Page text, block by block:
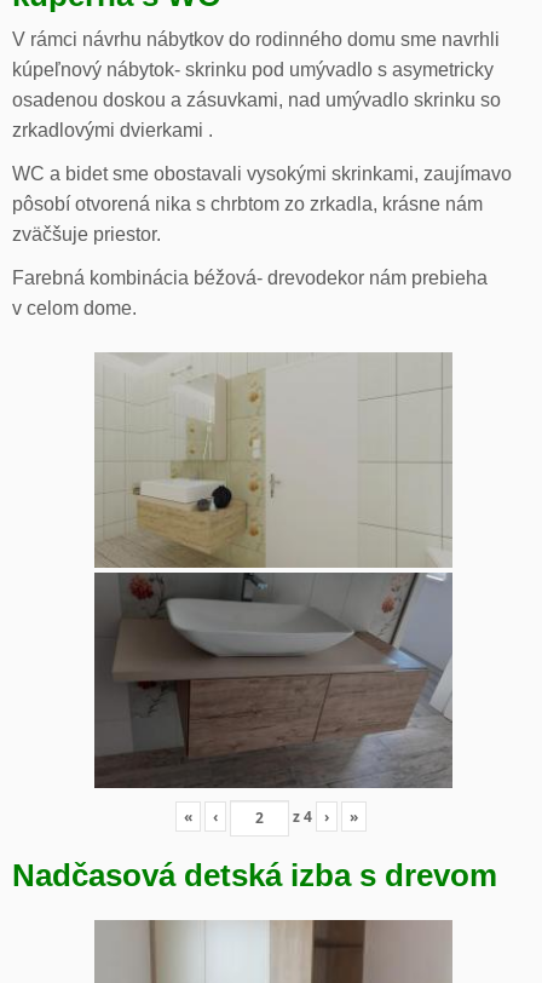
V rámci návrhu nábytkov do rodinného domu sme navrhli
kúpeľnový nábytok- skrinku pod umývadlo s asymetricky
osadenou doskou a zásuvkami, nad umývadlo skrinku so
zrkadlovými dvierkami .
WC a bidet sme obostavali vysokými skrinkami, zaujímavo
pôsobí otvorená nika s chrbtom zo zrkadla, krásne nám
zväčšuje priestor.
Farebná kombinácia béžová- drevodekor nám prebieha
v celom dome.
« ‹ z4 › »
Nadčasová detská izba s drevom